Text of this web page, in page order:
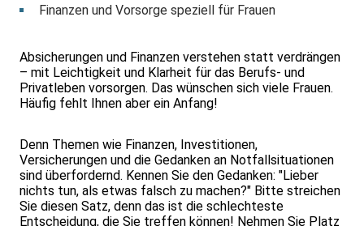
Finanzen und Vorsorge speziell für Frauen
Absicherungen und Finanzen verstehen statt verdrängen
– mit Leichtigkeit und Klarheit für das Berufs- und
Privatleben vorsorgen. Das wünschen sich viele Frauen.
Häufig fehlt Ihnen aber ein Anfang!
Denn Themen wie Finanzen, Investitionen,
Versicherungen und die Gedanken an Notfallsituationen
sind überfordernd. Kennen Sie den Gedanken: "Lieber
nichts tun, als etwas falsch zu machen?" Bitte streichen
Sie diesen Satz, denn das ist die schlechteste
Entscheidung, die Sie treffen können! Nehmen Sie Platz